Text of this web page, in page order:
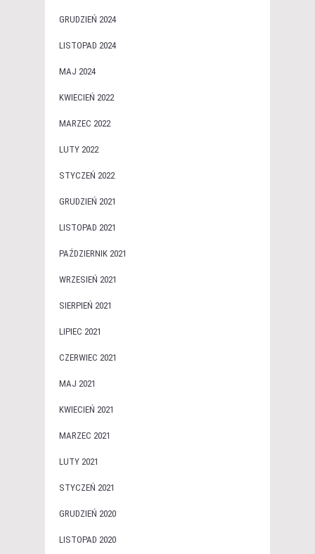
GRUDZIEŃ 2024
LISTOPAD 2024
MAJ 2024
KWIECIEŃ 2022
MARZEC 2022
LUTY 2022
STYCZEŃ 2022
GRUDZIEŃ 2021
LISTOPAD 2021
PAŹDZIERNIK 2021
WRZESIEŃ 2021
SIERPIEŃ 2021
LIPIEC 2021
CZERWIEC 2021
MAJ 2021
KWIECIEŃ 2021
MARZEC 2021
LUTY 2021
STYCZEŃ 2021
GRUDZIEŃ 2020
LISTOPAD 2020